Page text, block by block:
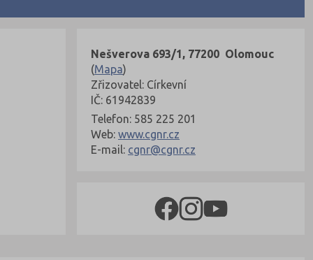
Nešverova 693/1, 77200 Olomouc
(Mapa)
Zřizovatel: Církevní
IČ: 61942839
Telefon: 585 225 201
Web: www.cgnr.cz
E-mail: cgnr@cgnr.cz